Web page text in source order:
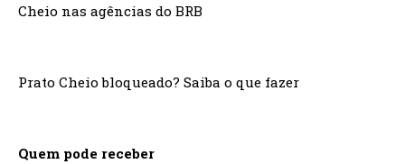
Cheio nas agências do BRB
Prato Cheio bloqueado? Saiba o que fazer
Quem pode receber